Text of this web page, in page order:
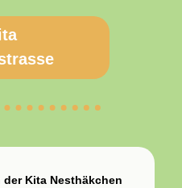
Kita Nesthäkchen